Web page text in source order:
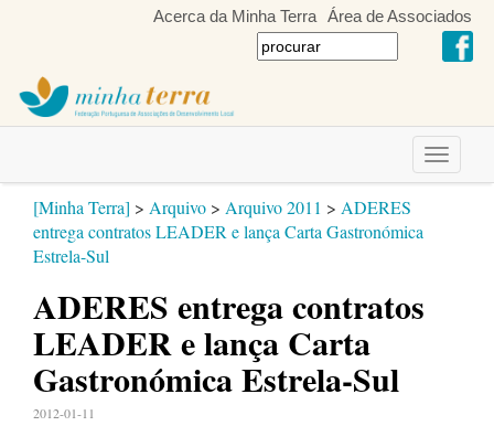
Acerca da Minha Terra Área de Associados
Toggle
[Minha Terra] > Arquivo > Arquivo 2011 > ADERES
entrega contratos LEADER e lança Carta Gastronómica
Estrela-Sul
ADERES entrega contratos
LEADER e lança Carta
Gastronómica Estrela-Sul
2012-01-11